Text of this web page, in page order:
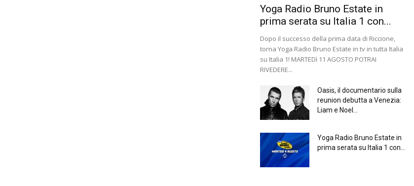
Yoga Radio Bruno Estate in
prima serata su Italia 1 con...
Dopo il successo della prima data di Riccione,
torna Yoga Radio Bruno Estate in tv in tutta Italia
su Italia 1! MARTEDì 11 AGOSTO POTRAI
RIVEDERE...
Oasis, il documentario sulla
reunion debutta a Venezia:
Liam e Noel...
Yoga Radio Bruno Estate in
prima serata su Italia 1 con...